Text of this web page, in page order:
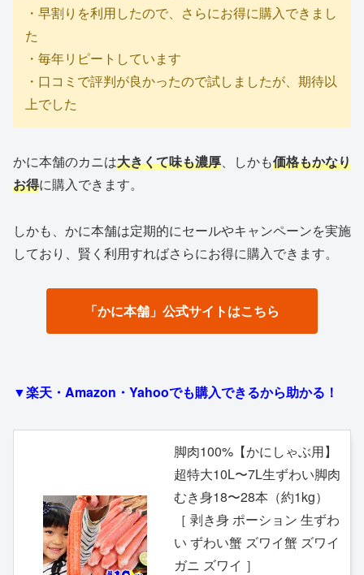
・早割りを利用したので、さらにお得に購入できまし
た
・毎年リピートしています
・口コミで評判が良かったので試しましたが、期待以
上でした
かに本舗のカニは大きくて味も濃厚、しかも価格もかなり
お得に購入できます。
しかも、かに本舗は定期的にセールやキャンペーンを実施
しており、賢く利用すればさらにお得に購入できます。
「かに本舗」公式サイトはこちら
▼楽天・Amazon・Yahooでも購入できるから助かる！
脚肉100%【かにしゃぶ用】
超特大10L〜7L生ずわい脚肉
むき身18〜28本（約1kg）
［ 剥き身 ポーション 生ずわ
い ずわい蟹 ズワイ蟹 ズワイ
ガニ ズワイ ］